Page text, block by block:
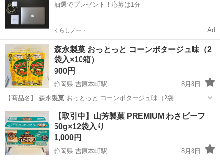
抽選でプレゼント！応募は1分
くらしノート Ad
森永製菓 おっとっと コーンポタージュ味（2
袋入×10箱）
900円
静岡県 吉原本町駅
8月8日
【商品名】 森永製菓おっとっと コーンポタージュ味（2袋…
静岡 富士市 吉原本町駅 食品
【取引中】山芳製菓 PREMIUM わさビーフ
50g×12袋入り
1,000円
静岡県 吉原本町駅
8月8日